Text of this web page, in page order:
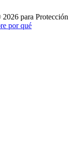
para Protección
por qué